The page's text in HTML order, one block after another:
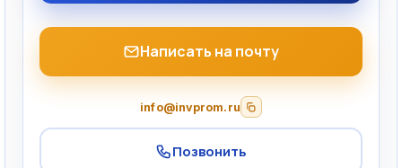
Написать на почту
info@invprom.ru
Позвонить